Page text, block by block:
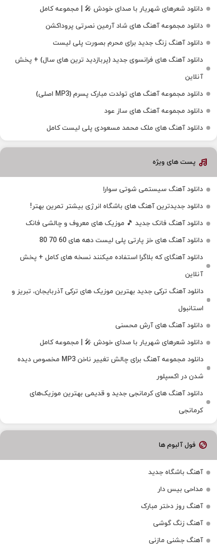
دانلود شعرهای شهریار با صدای خودش 🎤 | مجموعه کامل
دانلود مجموعه آهنگ های شاد آرمین نصرتی پروداکشن
دانلود آهنگ زنگ جدید برای محرم بصورت پلی لیست
دانلود آهنگ های فرانسوی جدید (پربازدید ترین های سال) + پخش
آنلاین
دانلود مجموعه آهنگ های تولدت مبارک پسرم (MP3 اصلی)
دانلود مجموعه آهنگ های ساز عود
دانلود آهنگ های ملک‌ محمد مسعودی پلی لیست کامل
پست های ویژه
دانلود آهنگ سیستمی شوتی سوارا
دانلود جدیدترین آهنگ‌ های باشگاه انرژی بیشتر تمرین بهتر!
دانلود آهنگ فانک جدید 🎵 موزیک‌ های معروف و چالشی فانک
دانلود آهنگ های خز پارتی پلی لیست دهه های 60 70 80
دانلود آهنگای که بلاگرا استفاده میکنند نسخه های کامل + پخش
آنلاین
دانلود آهنگ ترکی جدید بهترین موزیک‌ های ترکی آذربایجان، تبریز و
استانبول
دانلود آهنگ های آرش محسنی
دانلود شعرهای شهریار با صدای خودش 🎤 | مجموعه کامل
دانلود مجموعه آهنگ برای چالش تغییر ناخن MP3 مخصوص دیده
شدن در اکسپلور
دانلود آهنگ‌ های کرمانجی جدید و قدیمی بهترین موزیک‌های
کرمانجی
فول آلبوم ها
آهنگ باشگاه جدید
مداحی بیس دار
آهنگ روز دختر مبارک
آهنگ زنگ گوشی
آهنگ جشنی مازنی